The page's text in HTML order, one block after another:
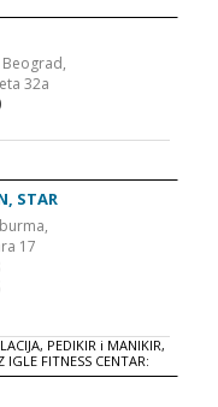
32a
STAR
17
PEDIKIR i MANIKIR,
IGLE FITNESS CENTAR:
KARDIO
SALON